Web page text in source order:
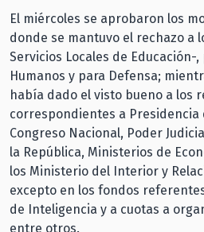
El miércoles se aprobaron los
donde se mantuvo el rechazo a
Servicios Locales de Educación-
Humanos y para Defensa;
había dado el visto bueno a los
correspondientes a Presidencia
Congreso Nacional, Poder
la República, Ministerios de
los Ministerio del Interior y
excepto en los fondos
de Inteligencia y a cuotas a
entre otros.